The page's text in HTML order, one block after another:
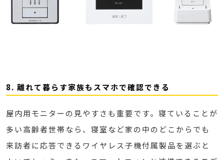
8. 離れて暮らす家族もスマホで確認できる
屋内用モニターの見やすさも重要です。寝ていることが
多い高齢者世帯なら、寝室など家の中のどこからでも
来訪者に応答できるワイヤレス子機付属製品を選ぶと